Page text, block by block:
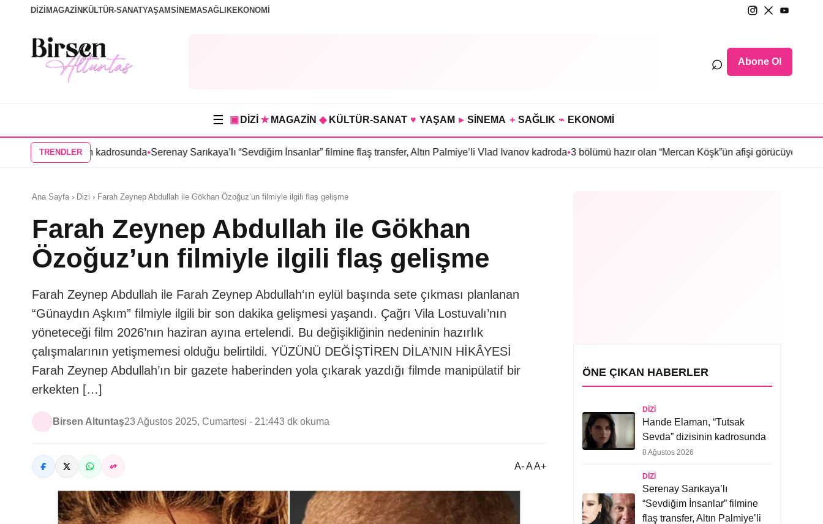
DİZİ MAGAZİN KÜLTÜR-SANATYAŞAMSİNEMASAĞLIKEKONOMİ
⌕ Abone Ol
☰ ▣ DİZİ ★ MAGAZİN ◆ KÜLTÜR-SANAT ♥ YAŞAM ▸ SİNEMA + SAĞLIK ⌁ EKONOMİ
TRENDLER
kadrosunda •Serenay Sarıkaya’lı “Sevdiğim İnsanlar” filmine flaş transfer, Altın Palmiye’li Vlad Ivanov kadroda•3 bölümü hazır olan “Mercan Köşk”ün afişi görücüye çıktı•İmroz’da
Ana Sayfa › Dizi › Farah Zeynep Abdullah ile Gökhan Özoğuz’un filmiyle ilgili flaş gelişme
Farah Zeynep Abdullah ile Gökhan
Özoğuz’un filmiyle ilgili flaş gelişme
Farah Zeynep Abdullah ile Farah Zeynep Abdullah‘ın eylül başında sete çıkması planlanan
“Günaydın Aşkım” filmiyle ilgili bir son dakika gelişmesi yaşandı. Çağrı Vila Lostuvalı’nın
yöneteceği film 2026’nın haziran ayına ertelendi. Bu değişikliğinin nedeninin hazırlık
çalışmalarının yetişmemesi olduğu belirtildi. YÜZÜNÜ DEĞİŞTİREN DİLA’NIN HİKÂYESİ
Farah Zeynep Abdullah’ın bir gazete haberinden yola çıkarak yazdığı filmde manipülatif bir
erkekten […]
Birsen Altuntaş23 Ağustos 2025, Cumartesi - 21:443 dk okuma
A- A A+
ÖNE ÇIKAN HABERLER
DIZI
Hande Elaman, “Tutsak
Sevda” dizisinin kadrosunda
8 Ağustos 2026
DIZI
Serenay Sarıkaya’lı
“Sevdiğim İnsanlar” filmine
flaş transfer, Altın Palmiye’li